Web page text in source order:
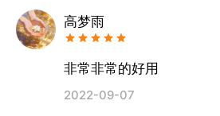
高梦雨
非常非常的好用
2022-09-07